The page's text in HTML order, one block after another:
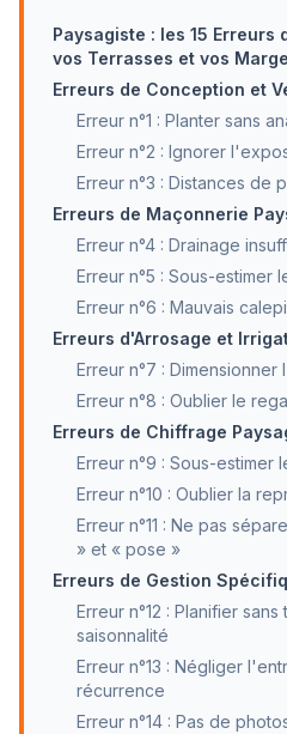
Paysagiste : les 15 Erreurs
vos Terrasses et vos
Erreurs de Conception et
Erreur n°1 : Planter sans
Erreur n°2 : Ignorer
Erreur n°3 : Distances de
Erreurs de Maçonnerie
Erreur n°4 : Drainage
Erreur n°5 : Sous-estimer
Erreur n°6 : Mauvais
Erreurs d'Arrosage et
Erreur n°7 :
Erreur n°8 : Oublier le
Erreurs de Chiffrage
Erreur n°9 : Sous-estimer
Erreur n°10 : Oublier la
Erreur n°11 : Ne pas
» et « pose »
Erreurs de Gestion
Erreur n°12 : Planifier
saisonnalité
Erreur n°13 : Négliger
récurrence
Erreur n°14 : Pas de